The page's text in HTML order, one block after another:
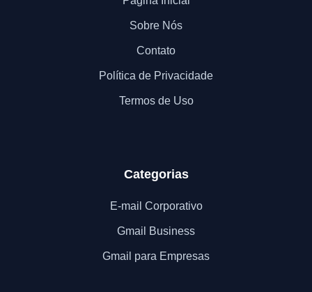
Sobre Nós
Contato
Política de Privacidade
Termos de Uso
Categorias
E-mail Corporativo
Gmail Business
Gmail para Empresas